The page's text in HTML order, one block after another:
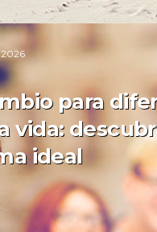
para
vida:
ideal